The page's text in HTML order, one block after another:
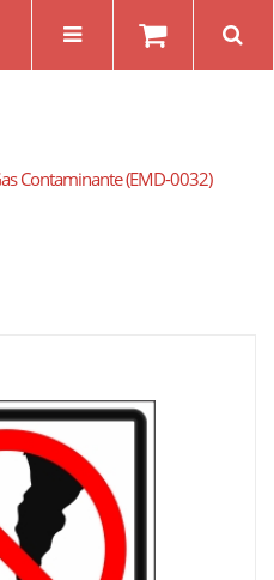
Contaminante (EMD-0032)